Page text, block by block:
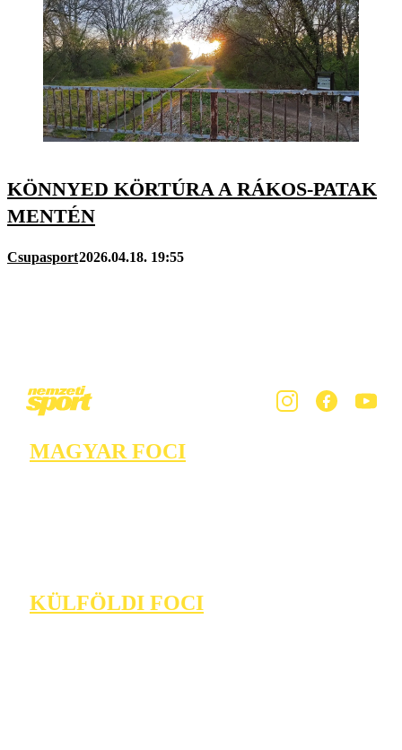
KÖNNYED KÖRTÚRA A RÁKOS-PATAK
MENTÉN
Csupasport2026.04.18. 19:55
MAGYAR FOCI
KÜLFÖLDI FOCI